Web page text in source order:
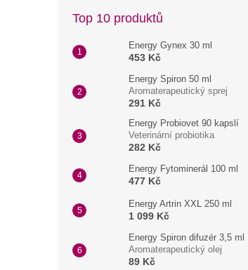
Top 10 produktů
Energy Gynex 30 ml
453 Kč
Energy Spiron 50 ml
Aromaterapeutický sprej
291 Kč
Energy Probiovet 90 kapslí
Veterinární probiotika
282 Kč
Energy Fytominerál 100 ml
477 Kč
Energy Artrin XXL 250 ml
1 099 Kč
Energy Spiron difuzér 3,5 ml
Aromaterapeutický olej
89 Kč